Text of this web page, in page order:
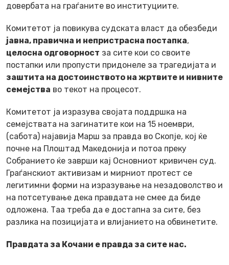
довербата на граѓаните во институциите.
Комитетот ја повикува судската власт да обезбеди
јавна, правична и непристрасна постапка,
целосна одговорност за сите кои со своите
постапки или пропусти придонеле за трагедијата и
заштита на достоинството на жртвите и нивните
семејства во текот на процесот.
Комитетот ја изразува својата поддршка на
семејствата на загинатите кои на 15 ноември,
(сабота) најавија Марш за правда во Скопје, кој ќе
почне на Плоштад Македонија и потоа преку
Собранието ќе заврши кај Основниот кривичен суд.
Граѓанскиот активизам и мирниот протест се
легитимни форми на изразување на незадоволство и
на потсетување дека правдата не смее да биде
одложена. Таа треба да е достапна за сите, без
разлика на позицијата и влијанието на обвинетите.
Правдата за Кочани е правда за сите нас.